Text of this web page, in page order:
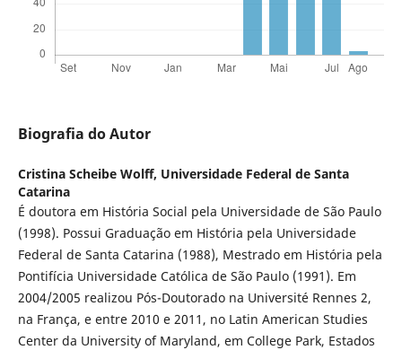
Biografia do Autor
Cristina Scheibe Wolff, Universidade Federal de Santa
Catarina
É doutora em História Social pela Universidade de São Paulo
(1998). Possui Graduação em História pela Universidade
Federal de Santa Catarina (1988), Mestrado em História pela
Pontifícia Universidade Católica de São Paulo (1991). Em
2004/2005 realizou Pós-Doutorado na Université Rennes 2,
na França, e entre 2010 e 2011, no Latin American Studies
Center da University of Maryland, em College Park, Estados